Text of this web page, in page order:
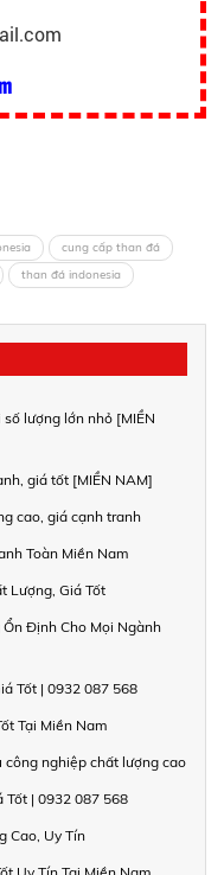
cung cấp than đá
than đá indonesia
lượng lớn nhỏ [MIỀN
giá tốt [MIỀN NAM]
cao, giá cạnh tranh
Toàn Miền Nam
Lượng, Giá Tốt
Định Cho Mọi Ngành
Tốt | 0932 087 568
Tại Miền Nam
công nghiệp chất lượng cao
Tốt | 0932 087 568
Cao, Uy Tín